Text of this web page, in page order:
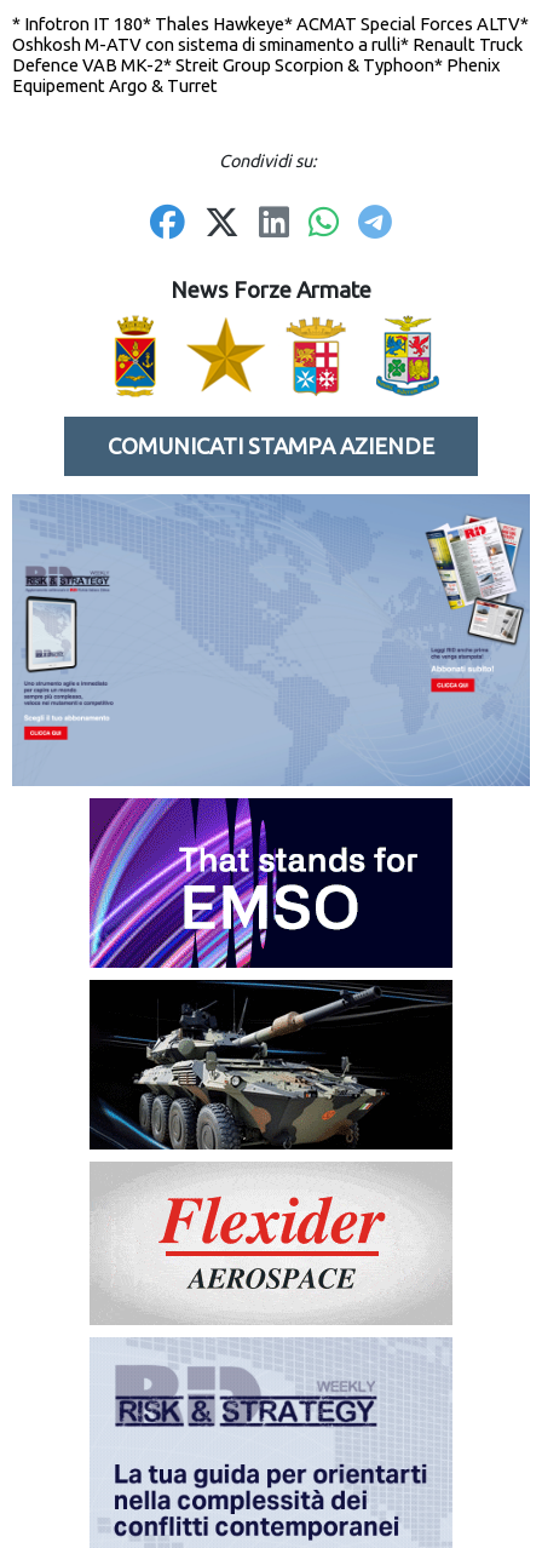
* Infotron IT 180* Thales Hawkeye* ACMAT Special Forces ALTV*
Oshkosh M-ATV con sistema di sminamento a rulli* Renault Truck
Defence VAB MK-2* Streit Group Scorpion & Typhoon* Phenix
Equipement Argo & Turret
Condividi su:
News Forze Armate
COMUNICATI STAMPA AZIENDE